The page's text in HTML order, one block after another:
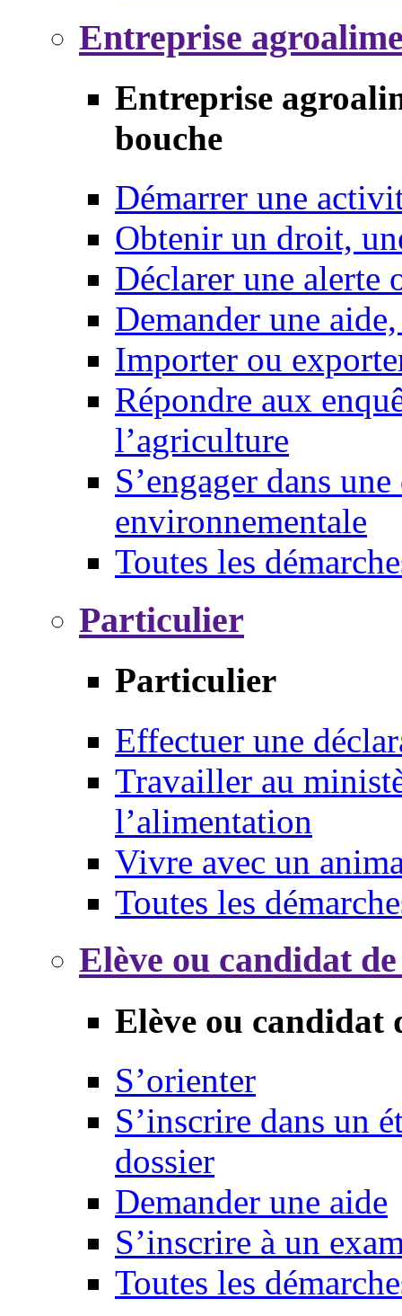
Entreprise
Entreprise
bouche
Démarrer une
Obtenir un droit,
Déclarer une alerte
Demander une
Importer ou
Répondre aux
l’agriculture
S’engager dans
environnementale
Toutes les
Particulier
Particulier
Effectuer une
Travailler au
l’alimentation
Vivre avec un
Toutes les
Elève ou candidat
Elève ou candidat
S’orienter
S’inscrire dans un
dossier
Demander une aide
S’inscrire à un
Toutes les